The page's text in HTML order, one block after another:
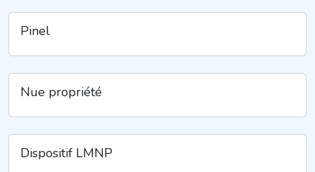
Pinel
Nue propriété
Dispositif LMNP